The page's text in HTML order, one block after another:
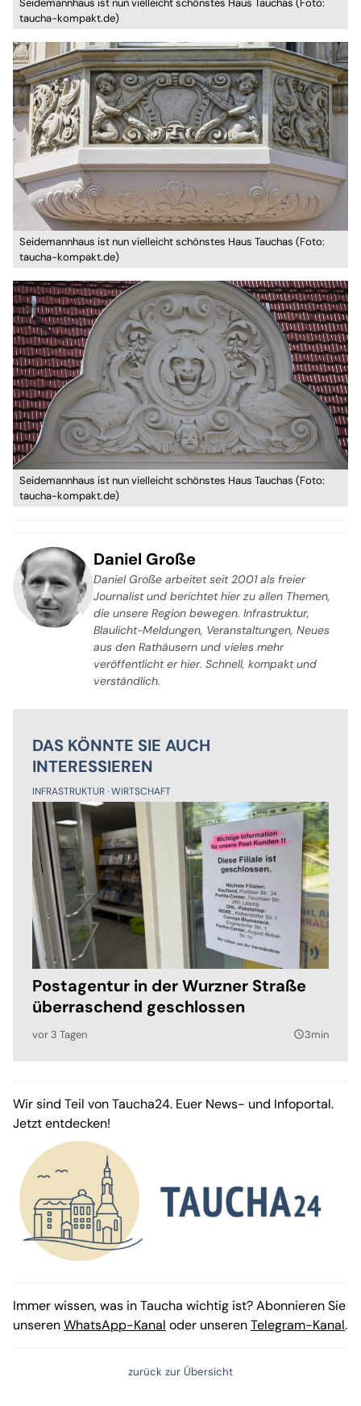
taucha-kompakt.de)
Seidemannhaus ist nun vielleicht schönstes Haus Tauchas (Foto:
taucha-kompakt.de)
Seidemannhaus ist nun vielleicht schönstes Haus Tauchas (Foto:
taucha-kompakt.de)
Daniel Große
Daniel Große arbeitet seit 2001 als freier
Journalist und berichtet hier zu allen Themen,
die unsere Region bewegen. Infrastruktur,
Blaulicht-Meldungen, Veranstaltungen, Neues
aus den Rathäusern und vieles mehr
veröffentlicht er hier. Schnell, kompakt und
verständlich.
DAS KÖNNTE SIE AUCH
INTERESSIEREN
INFRASTRUKTUR WIRTSCHAFT
Postagentur in der Wurzner Straße
überraschend geschlossen
vor 3 Tagen query_builder3min
Wir sind Teil von Taucha24. Euer News- und Infoportal.
Jetzt entdecken!
Immer wissen, was in Taucha wichtig ist? Abonnieren Sie
unserenWhatsApp-Kanal oder unserenTelegram-Kanal.
zurück zur Übersicht